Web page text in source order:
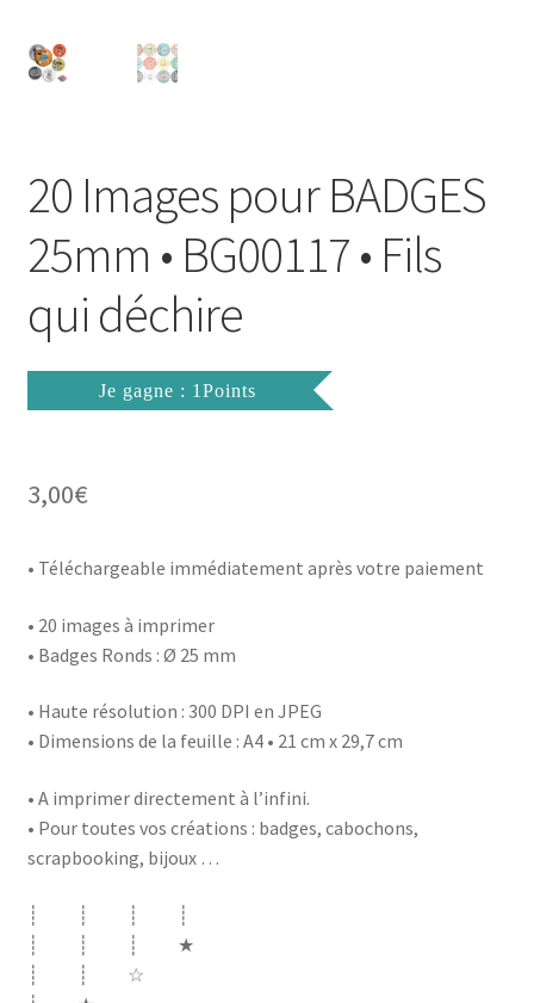
Mon compte
Politique de Confidentialité
Validation de la commande
20 Images pour BADGES
25mm • BG00117 • Fils
qui déchire
Je gagne : 1Points
3,00€
• Téléchargeable immédiatement après votre paiement
• 20 images à imprimer
• Badges Ronds : Ø 25 mm
• Haute résolution : 300 DPI en JPEG
• Dimensions de la feuille : A4 • 21 cm x 29,7 cm
• A imprimer directement à l’infini.
• Pour toutes vos créations : badges, cabochons,
scrapbooking, bijoux …
┊ ┊ ┊ ┊
┊ ┊ ┊ ★
┊ ┊ ☆